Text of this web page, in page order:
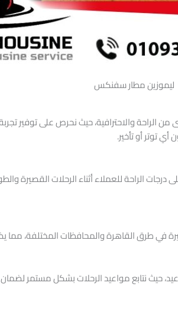
ليموزين مطار سفنكس
الراحة والاحترافية، حيث نحرص على توفير
توتر أو تأخير.
الراحة للعملاء أثناء الرحلات القصيرة
في طرق القاهرة والمحافظات المختلفة، مما
حيث نتابع مواعيد الرحلات بشكل مستمر